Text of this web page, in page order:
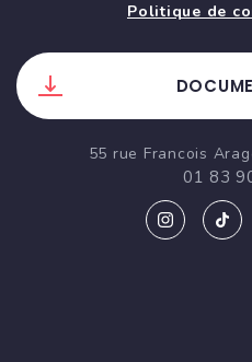
Politique de
55 rue Francois
01 83